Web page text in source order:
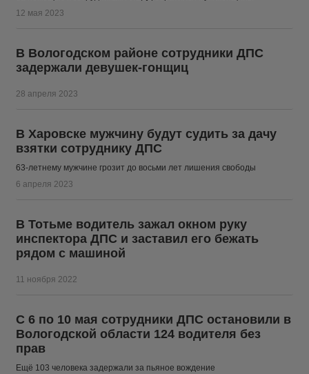
12 мая 2023
В Вологодском районе сотрудники ДПС
задержали девушек-гонщиц
28 апреля 2023
В Харовске мужчину будут судить за дачу
взятки сотруднику ДПС
63-летнему мужчине грозит до восьми лет лишения свободы
6 апреля 2023
В Тотьме водитель зажал окном руку
инспектора ДПС и заставил его бежать
рядом с машиной
11 ноября 2022
С 6 по 10 мая сотрудники ДПС остановили в
Вологодской области 124 водителя без
прав
Ещё 103 человека задержали за пьяное вождение